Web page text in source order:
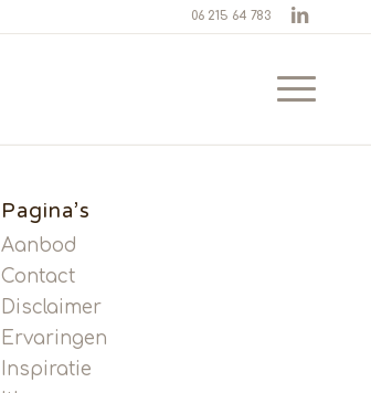
06 215 64 783
Pagina’s
Aanbod
Contact
Disclaimer
Ervaringen
Inspiratie